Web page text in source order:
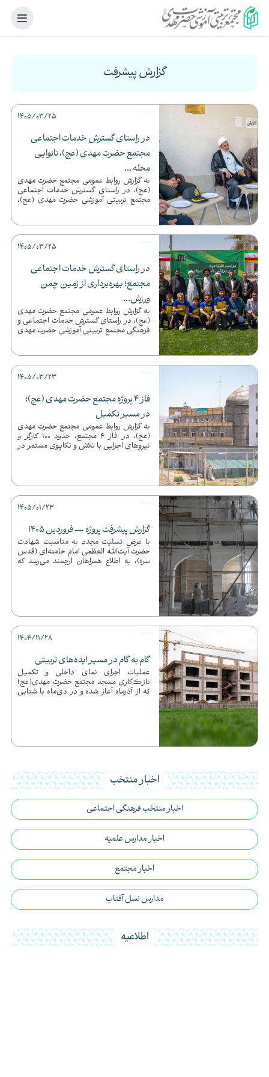
گزارش پیشرفت
در راستای گسترش خدمات اجتماعی
مجتمع حضرت مهدی (عج)، نانوایی
محله ...
به گزارش روابط عمومی مجتمع حضرت مهدی
(عج)، در راستای گسترش خدمات اجتماعی
مجتمع تربیتی آموزشی حضرت مهدی (عج)،
1405/03/25
در راستای گسترش خدمات اجتماعی
مجتمع؛ بهره‌برداری از زمین چمن
ورزش...
به گزارش روابط عمومی مجتمع حضرت مهدی
(عج)، در راستای گسترش خدمات اجتماعی و
فرهنگی مجتمع تربیتی آموزشی حضرت مهدی
1405/03/25
فاز 4 پروژه مجتمع حضرت مهدی (عج)؛
در مسیر تکمیل
به گزارش روابط عمومی مجتمع حضرت مهدی
(عج)، در فاز 4 مجتمع، حدود 100 کارگر و
نیروهای اجرایی با تلاش و تکاپوی مستمر در
1405/03/23
گزارش پیشرفت پروژه — فروردین 1405
با عرض تسلیت مجدد به مناسبت شهادت
حضرت آیت‌الله العظمی امام خامنه‌ای (قدس
سره)، به اطلاع همراهان ارجمند می‌رسد که
1405/01/23
گام به گام در مسیر ایده‌های تربیتی
عملیات اجرای نمای داخلی و تکمیل
نازک‌کاری مسجد مجتمع حضرت مهدی(عج)
که از آذرماه آغاز شده و در دی‌ماه با شتابی
1404/11/28
اخبار منتخب
اخبار منتخب فرهنگی اجتماعی
اخبار مدارس علمیه
اخبار مجتمع
مدارس نسل آفتاب
اطلاعیه